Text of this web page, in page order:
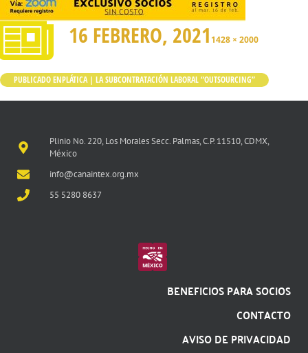
16 FEBRERO, 2021 1428 × 2000
PUBLICADO ENPLÁTICA | LA SUBCONTRATACIÓN LABORAL “OUTSOURCING”
Plinio No. 220, Los Morales Secc. Palmas, C.P. 11510, CDMX,
México
info@canaintex.org.mx
55 5280 8637
BENEFICIOS PARA SOCIOS
CONTACTO
AVISO DE PRIVACIDAD